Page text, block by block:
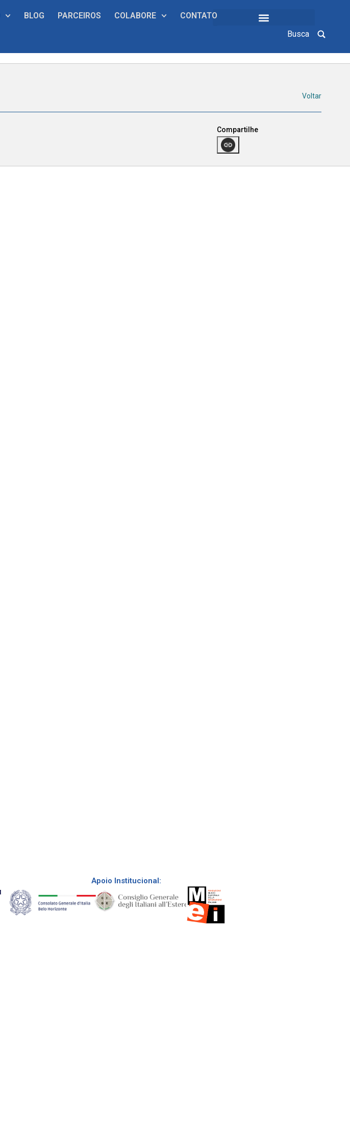
BLOG PARCEIROS COLABORE CONTATO
Busca
Voltar
Compartilhe
Apoio Institucional: